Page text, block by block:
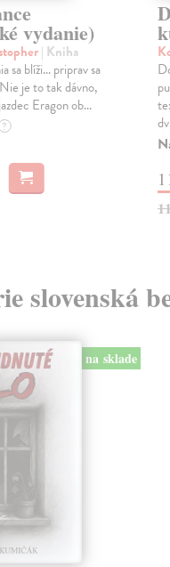
vydanie)
| Kniha
sa blíži… priprav sa
je to tak dávno,
Eragon ob...
?
slovenská
na sklade